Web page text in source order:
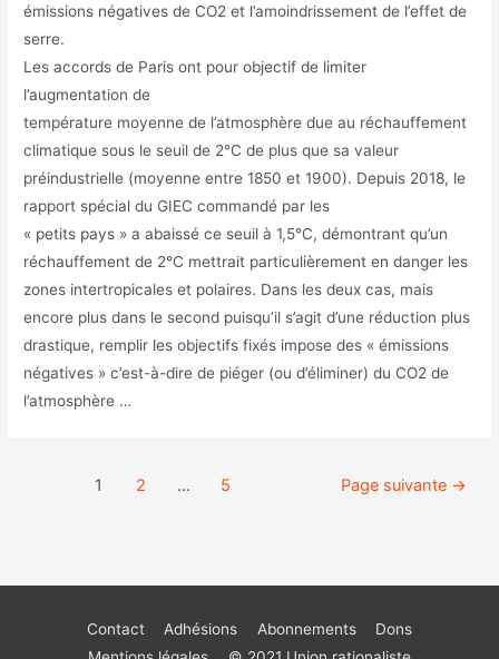
émissions négatives de CO2 et l’amoindrissement de l’effet de
serre.
Les accords de Paris ont pour objectif de limiter
l’augmentation de
température moyenne de l’atmosphère due au réchauffement
climatique sous le seuil de 2°C de plus que sa valeur
préindustrielle (moyenne entre 1850 et 1900). Depuis 2018, le
rapport spécial du GIEC commandé par les
« petits pays » a abaissé ce seuil à 1,5°C, démontrant qu’un
réchauffement de 2°C mettrait particulièrement en danger les
zones intertropicales et polaires. Dans les deux cas, mais
encore plus dans le second puisqu’il s’agit d’une réduction plus
drastique, remplir les objectifs fixés impose des « émissions
négatives » c’est-à-dire de piéger (ou d’éliminer) du CO2 de
l’atmosphère …
1 2 … 5 Page suivante →
Contact Adhésions Abonnements
Dons